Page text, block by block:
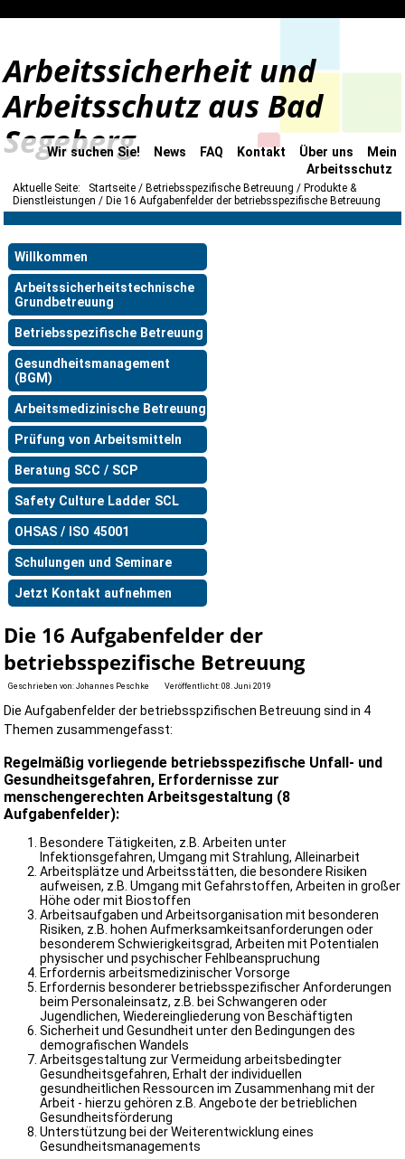
Arbeitssicherheit und
Arbeitsschutz aus Bad
Segeberg
Wir suchen Sie! News FAQ Kontakt Über uns
Mein
Arbeitsschutz
Aktuelle Seite: Startseite Betriebsspezifische Betreuung
Produkte &
Dienstleistungen
Die 16 Aufgabenfelder der betriebsspezifische Betreuung
Willkommen
Arbeitssicherheitstechnische
Grundbetreuung
Betriebsspezifische Betreuung
Gesundheitsmanagement
(BGM)
Arbeitsmedizinische Betreuung
Prüfung von Arbeitsmitteln
Beratung SCC / SCP
Safety Culture Ladder SCL
OHSAS / ISO 45001
Schulungen und Seminare
Jetzt Kontakt aufnehmen
Die 16 Aufgabenfelder der
betriebsspezifische Betreuung
Geschrieben von:Johannes Peschke Veröffentlicht: 08. Juni 2019
Die Aufgabenfelder der betriebsspzifischen Betreuung sind in 4
Themen zusammengefasst:
Regelmäßig vorliegende betriebsspezifische Unfall- und
Gesundheitsgefahren, Erfordernisse zur
menschengerechten Arbeitsgestaltung (8
Aufgabenfelder):
Besondere Tätigkeiten, z.B. Arbeiten unter
Infektionsgefahren, Umgang mit Strahlung, Alleinarbeit
Arbeitsplätze und Arbeitsstätten, die besondere Risiken
aufweisen, z.B. Umgang mit Gefahrstoffen, Arbeiten in großer
Höhe oder mit Biostoffen
Arbeitsaufgaben und Arbeitsorganisation mit besonderen
Risiken, z.B. hohen Aufmerksamkeitsanforderungen oder
besonderem Schwierigkeitsgrad, Arbeiten mit Potentialen
physischer und psychischer Fehlbeanspruchung
Erfordernis arbeitsmedizinischer Vorsorge
Erfordernis besonderer betriebsspezifischer Anforderungen
beim Personaleinsatz, z.B. bei Schwangeren oder
Jugendlichen, Wiedereingliederung von Beschäftigten
Sicherheit und Gesundheit unter den Bedingungen des
demografischen Wandels
Arbeitsgestaltung zur Vermeidung arbeitsbedingter
Gesundheitsgefahren, Erhalt der individuellen
gesundheitlichen Ressourcen im Zusammenhang mit der
Arbeit - hierzu gehören z.B. Angebote der betrieblichen
Gesundheitsförderung
Unterstützung bei der Weiterentwicklung eines
Gesundheitsmanagements